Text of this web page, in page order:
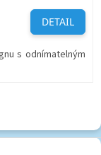
DETAIL
s odnímatelným